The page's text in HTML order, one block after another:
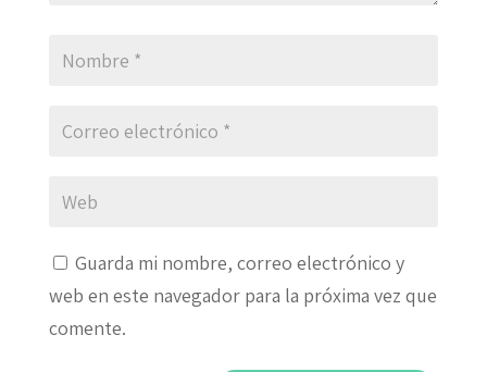
Guarda mi nombre, correo electrónico y
web en este navegador para la próxima vez que
comente.